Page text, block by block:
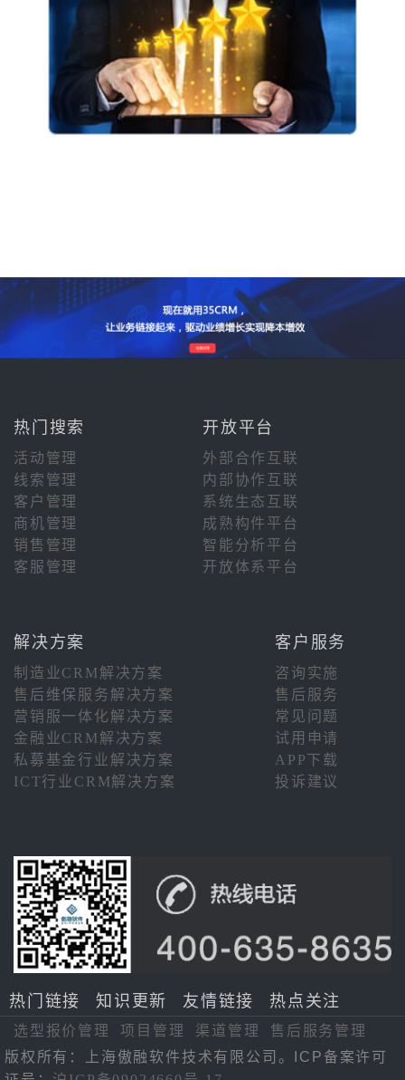
热门搜索 开放平台
活动管理
外部合作互联
线索管理
内部协作互联
客户管理
系统生态互联
商机管理
成熟构件平台
销售管理
智能分析平台
客服管理
开放体系平台
解决方案 客户服务
制造业CRM解决方案
咨询实施
售后维保服务解决方案
售后服务
营销服一体化解决方案
常见问题
金融业CRM解决方案
试用申请
私募基金行业解决方案
APP下载
ICT行业CRM解决方案
投诉建议
热门链接 知识更新 友情链接 热点关注
选型报价管理 项目管理 渠道管理
售后服务管理
版权所有：上海傲融软件技术有限公司。ICP备案许可